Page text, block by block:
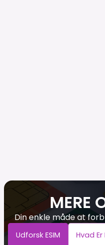
MERE
Din enkle måde at
Udforsk ESIM Hvad Er